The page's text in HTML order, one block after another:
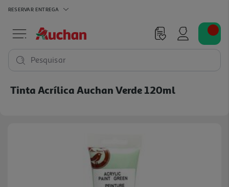
RESERVAR ENTREGA
Pesquisar
Tinta Acrílica Auchan Verde 120ml